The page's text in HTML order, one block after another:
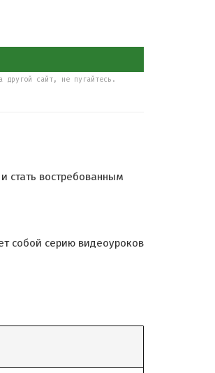
другой сайт, не пугайтесь.
стать востребованным
собой серию видеоуроков